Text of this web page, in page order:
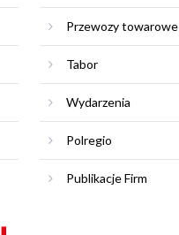
Przewozy towarowe
Tabor
Wydarzenia
Polregio
Publikacje Firm